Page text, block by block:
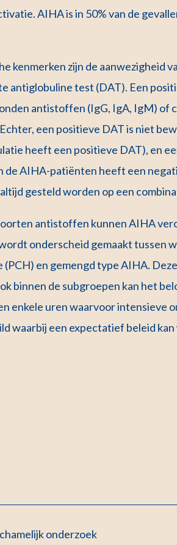
AIHA is in 50% van de
kenmerken zijn de aanwezigheid
antiglobuline test (DAT). Een
antistoffen (IgG, IgA, IgM) of
een positieve DAT is niet
heeft een positieve DAT), en
de AIHA-patiënten heeft een
gesteld worden op een
antistoffen kunnen AIHA
onderscheid gemaakt tussen
(PCH) en gemengd type AIHA.
binnen de subgroepen kan het
enkele uren waarvoor intensieve
waarbij een expectatief beleid
onderzoek